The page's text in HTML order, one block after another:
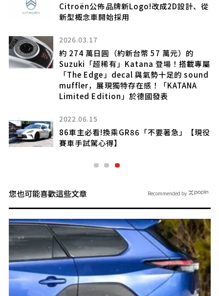
Citroën公佈品牌新Logo!改成2D設計、從
新型概念車開始採用
2026.03.17
約 274 萬日圓（約新台幣 57 萬元）的
Suzuki「超稀有」Katana 登場！搭載專屬
「The Edge」decal 與氣勢十足的 sound
muffler，展現獨特存在感！「KATANA
Limited Edition」於德國發表
2022.06.15
86車主必看!換乘GR86「不要著急」【現役
賽車手試駕心得】
您也可能喜歡這些文章 Recommended by